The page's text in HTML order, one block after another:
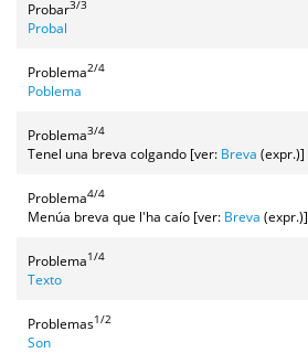
Probar3/3
Probal
Problema2/4
Poblema
Problema3/4
Tenel una breva colgando [ver: Breva (expr.)]
Problema4/4
Menúa breva que l'ha caío [ver: Breva (expr.)]
Problema1/4
Texto
Problemas1/2
Son